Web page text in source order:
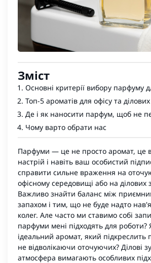
Зміст
Основні критерії вибору парфуму
Топ-5 ароматів для офісу та
Де і як наносити парфум, щоб не
Чому варто обрати нас
Парфуми — це не просто аромат, це
настрій і навіть ваш особистий
справити сильне враження на
офісному середовищі або на ділових
Важливо знайти баланс між
запахом і тим, що не буде надто
колег. Але часто ми ставимо собі
парфуми мені підходять для роботи?
ідеальний аромат, який підкреслить
не відволікаючи оточуючих? Ділові
атмосфера вимагають особливих